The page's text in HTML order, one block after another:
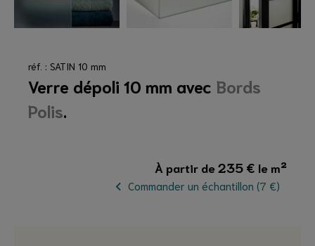
réf. : SATIN 10 mm
Verre dépoli 10 mm avec Bords
Polis.
À partir de235 € le m²
Commander un échantillon (7 €)